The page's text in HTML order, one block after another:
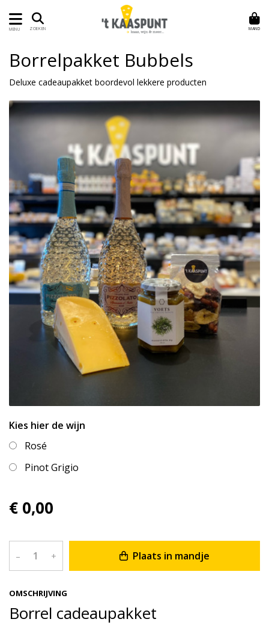
MENU ZOEKEN MAND
OMSCHRIJVING
Borrel cadeaupakket
Borrelpakket Bubbels
Deluxe cadeaupakket boordevol lekkere producten
Kies hier de wijn
Rosé
Pinot Grigio
€ 0,00
– + Plaats in mandje